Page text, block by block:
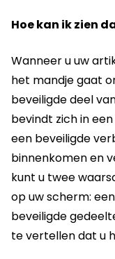
Hoe kan ik zien
Wanneer u uw
het mandje gaat
beveiligde deel
bevindt zich in
een beveiligde
binnenkomen en
kunt u twee
op uw scherm:
beveiligde
te vertellen dat u